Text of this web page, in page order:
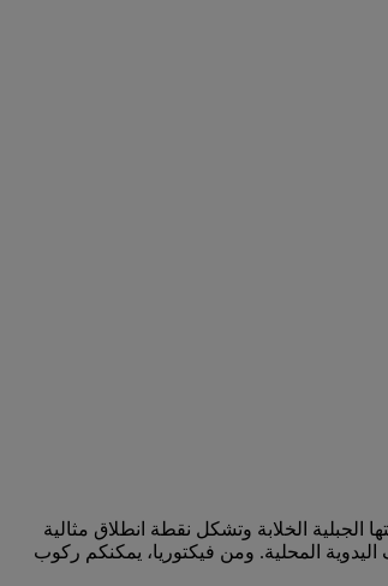
الجبلية الخلابة وتشكل نقطة انطلاق مثالية
المحلية. ومن فيكتوريا، يمكنكم ركوب